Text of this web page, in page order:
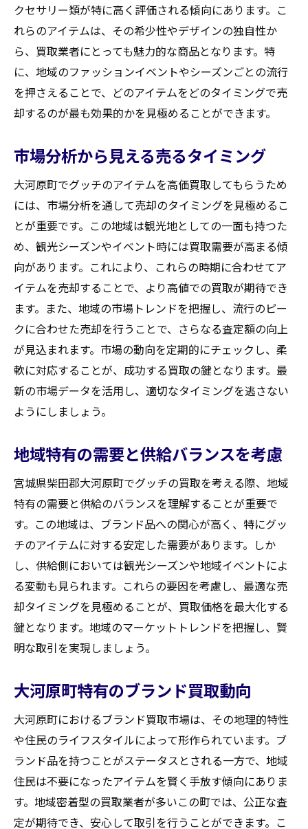
クセサリー類が特に高く評価される傾向にあります。こ
れらのアイテムは、その希少性やデザインの独自性か
ら、買取業者にとっても魅力的な商品となります。特
に、地域のファッションイベントやシーズンごとの流行
を押さえることで、どのアイテムをどのタイミングで売
却するのが最も効果的かを見極めることができます。
市場分析から見える売るタイミング
大河原町でグッチのアイテムを高価買取してもらうため
には、市場分析を通して売却のタイミングを見極めるこ
とが重要です。この地域は観光地としての一面も持つた
め、観光シーズンやイベント時には買取需要が高まる傾
向があります。これにより、これらの時期に合わせてア
イテムを売却することで、より高値での買取が期待でき
ます。また、地域の市場トレンドを把握し、流行のピー
クに合わせた売却を行うことで、さらなる査定額の向上
が見込まれます。市場の動向を定期的にチェックし、柔
軟に対応することが、成功する買取の鍵となります。最
新の市場データを活用し、適切なタイミングを逃さない
ようにしましょう。
地域特有の需要と供給バランスを考慮
宮城県柴田郡大河原町でグッチの買取を考える際、地域
特有の需要と供給のバランスを理解することが重要で
す。この地域は、ブランド品への関心が高く、特にグッ
チのアイテムに対する安定した需要があります。しか
し、供給側においては観光シーズンや地域イベントによ
る変動も見られます。これらの要因を考慮し、最適な売
却タイミングを見極めることが、買取価格を最大化する
鍵となります。地域のマーケットトレンドを把握し、賢
明な取引を実現しましょう。
大河原町特有のブランド買取動向
大河原町におけるブランド買取市場は、その地理的特性
や住民のライフスタイルによって形作られています。ブ
ランド品を持つことがステータスとされる一方で、地域
住民は不要になったアイテムを賢く手放す傾向にありま
す。地域密着型の買取業者が多いこの町では、公正な査
定が期待でき、安心して取引を行うことができます。こ